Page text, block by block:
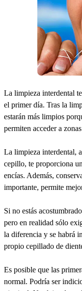
La limpieza interdental
el primer día. Tras la
estarán más limpios
permiten acceder a
La limpieza interdental,
cepillo, te proporciona
encías. Además,
importante, permite
Si no estás
pero en realidad sólo
la diferencia y se habrá
propio cepillado de
Es posible que las
normal. Podría ser